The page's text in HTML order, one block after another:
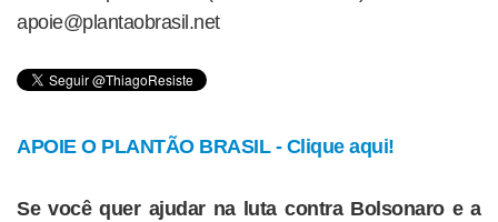
apoie@plantaobrasil.net
APOIE O PLANTÃO BRASIL - Clique aqui!
Se você quer ajudar na luta contra Bolsonaro e a